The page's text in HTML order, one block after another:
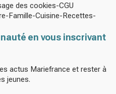
des cookies CGU
Famille Cuisine Recettes
en vous inscrivant
actus Mariefrance et rester à
jeunes.